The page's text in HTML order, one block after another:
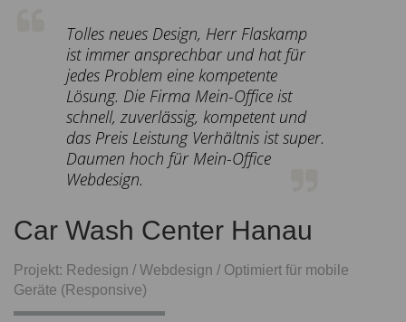
Tolles neues Design, Herr Flaskamp
ist immer ansprechbar und hat für
jedes Problem eine kompetente
Lösung. Die Firma Mein-Office ist
schnell, zuverlässig, kompetent und
das Preis Leistung Verhältnis ist super.
Daumen hoch für Mein-Office
Webdesign.
Car Wash Center Hanau
Projekt: Redesign / Webdesign / Optimiert für mobile
Geräte (Responsive)